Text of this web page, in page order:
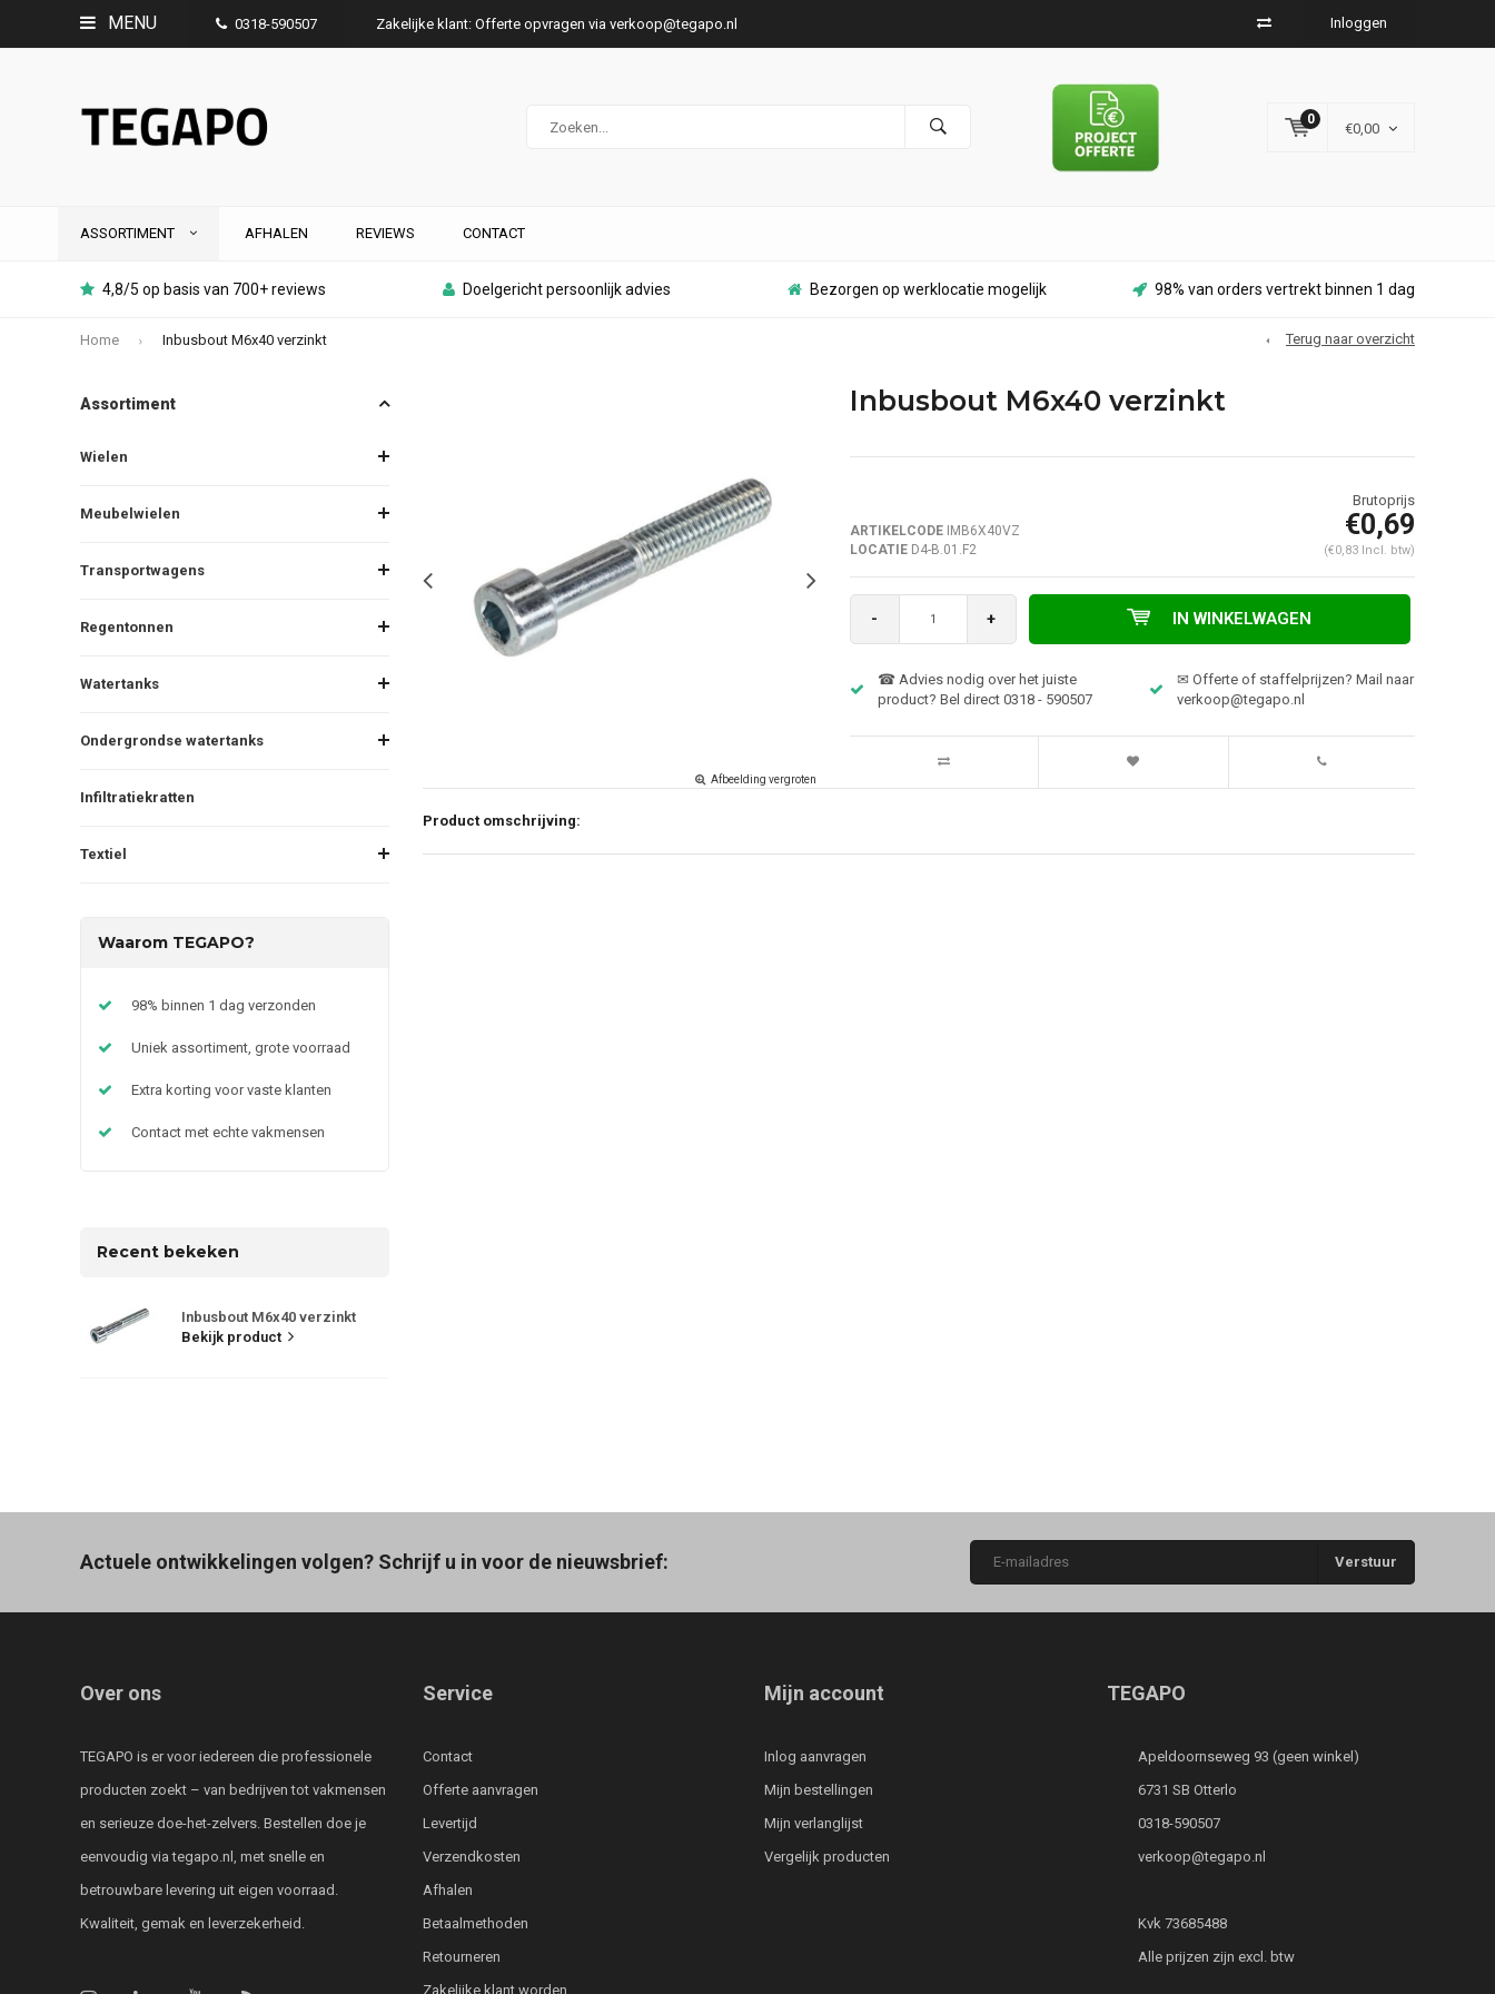
MENU 0318-590507 Zakelijke klant: Offerte opvragen via verkoop@tegapo.nl Inloggen
0
€0,00
ASSORTIMENT AFHALEN REVIEWS CONTACT
4,8/5 op basis van 700+ reviews Doelgericht persoonlijk advies Bezorgen op werklocatie mogelijk 98% van orders vertrekt binnen 1 dag
Home Inbusbout M6x40 verzinkt Terug naar overzicht
Assortiment
Wielen
Meubelwielen
Transportwagens
Regentonnen
Watertanks
Ondergrondse watertanks
Infiltratiekratten
Textiel
Waarom TEGAPO?
98% binnen 1 dag verzonden
Uniek assortiment, grote voorraad
Extra korting voor vaste klanten
Contact met echte vakmensen
Recent bekeken
Inbusbout M6x40 verzinkt
Bekijk product
Afbeelding vergroten
Inbusbout M6x40 verzinkt
ARTIKELCODEIMB6X40VZ
LOCATIED4-B.01.F2
€0,69
(€0,83 Incl. btw)
- + IN WINKELWAGEN
☎ Advies nodig over het juiste
product? Bel direct 0318 - 590507
✉ Offerte of staffelprijzen? Mail naar
verkoop@tegapo.nl
Product omschrijving:
Actuele ontwikkelingen volgen? Schrijf u in voor de nieuwsbrief: Verstuur
Over ons
TEGAPO is er voor iedereen die professionele
producten zoekt – van bedrijven tot vakmensen
en serieuze doe-het-zelvers. Bestellen doe je
eenvoudig via tegapo.nl, met snelle en
betrouwbare levering uit eigen voorraad.
Kwaliteit, gemak en leverzekerheid.
Service
Contact
Offerte aanvragen
Levertijd
Verzendkosten
Afhalen
Betaalmethoden
Retourneren
Zakelijke klant worden
Mijn account
Inlog aanvragen
Mijn bestellingen
Mijn verlanglijst
Vergelijk producten
TEGAPO
Apeldoornseweg 93 (geen winkel)
6731 SB Otterlo
0318-590507
verkoop@tegapo.nl
Kvk 73685488
Alle prijzen zijn excl. btw